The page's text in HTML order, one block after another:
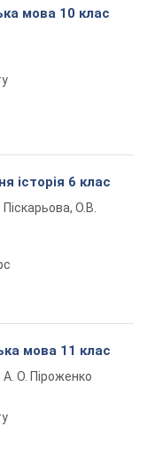
мова 10 клас
історія 6 клас
Піскарьова, О.В.
мова 11 клас
А. О. Піроженко